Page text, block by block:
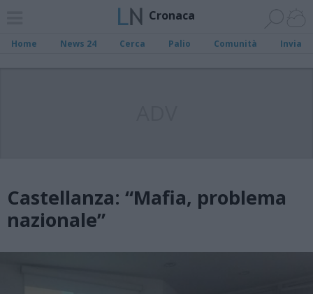
Cronaca
Home News 24 Cerca Palio Comunità Invia
Castellanza: “Mafia, problema
nazionale”